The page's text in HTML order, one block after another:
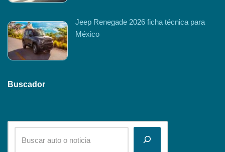
Jeep Renegade 2026 ficha técnica para
México
Buscador